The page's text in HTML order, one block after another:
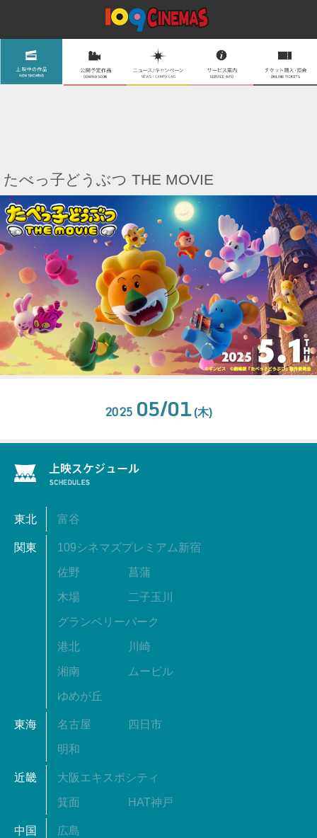
たべっ子どうぶつ THE MOVIE
2025 05/01(木)
東北 富谷
関東 109シネマズプレミアム新宿
佐野 菖蒲
木場 二子玉川
グランベリーパーク
港北 川崎
湘南 ムービル
ゆめが丘
東海 名古屋 四日市
明和
近畿 大阪エキスポシティ
箕面 HAT神戸
中国 広島